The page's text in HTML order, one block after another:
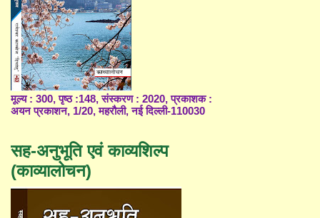
मूल्य : 300, पृष्ठ :148, संस्करण : 2020, प्रकाशक :
अयन प्रकाशन, 1/20, महरौली, नई दिल्ली-110030
सह-अनुभूति एवं काव्यशिल्प
(काव्यालोचन)